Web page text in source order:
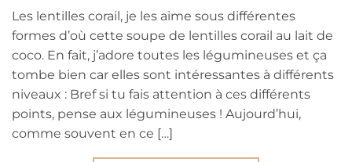
Les lentilles corail, je les aime sous différentes
formes d’où cette soupe de lentilles corail au lait de
coco. En fait, j’adore toutes les légumineuses et ça
tombe bien car elles sont intéressantes à différents
niveaux : Bref si tu fais attention à ces différents
points, pense aux légumineuses ! Aujourd’hui,
comme souvent en ce […]